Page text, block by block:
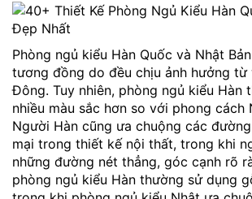
Phòng ngủ kiểu Hàn Quốc và Nhật
tương đồng do đều chịu ảnh hưởng từ
Đông. Tuy nhiên, phòng ngủ kiểu Hàn
nhiều màu sắc hơn so với phong cách
Người Hàn cũng ưa chuộng các
mại trong thiết kế nội thất, trong khi
những đường nét thẳng, góc cạnh rõ
phòng ngủ kiểu Hàn thường sử dụng